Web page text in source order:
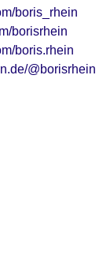
boris_rhein
einem neuen
borisrhein
Fenster
boris.rhein
Fenster
@borisrhein
Fenster